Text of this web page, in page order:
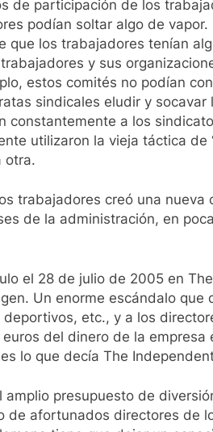
de participación de los
podían soltar algo de
que los trabajadores tenían
y sus
estos comités no podían
sindicales eludir y
constantemente a los
utilizaron la vieja táctica de
otra.
trabajadores creó una nueva
de la administración, en
el 28 de julio de 2005 en
Un enorme escándalo que
etc., y a los
del dinero de la empresa
lo que decía The
presupuesto de
de afortunados directores de